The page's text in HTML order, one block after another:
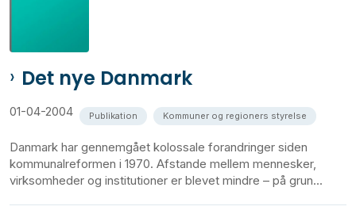
Det nye Danmark
01-04-2004 Publikation Kommuner og regioners styrelse
Danmark har gennemgået kolossale forandringer siden
kommunalreformen i 1970. Afstande mellem mennesker,
virksomheder og institutioner er blevet mindre – på grun...